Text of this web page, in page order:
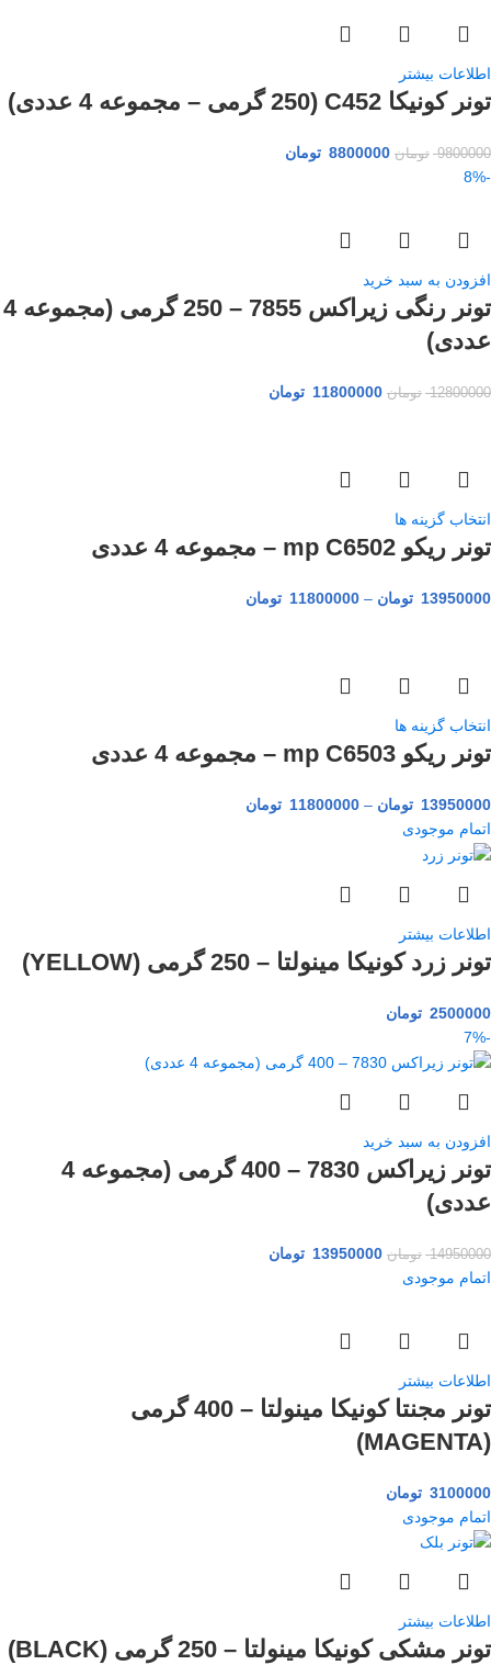
اطلاعات بیشتر
تونر کونیکا C452 (250 گرمی – مجموعه 4 عددی)
9800000 تومان 8800000 تومان
-8%
افزودن به سبد خرید
تونر رنگی زیراکس 7855 – 250 گرمی (مجموعه 4
عددی)
12800000 تومان 11800000 تومان
انتخاب گزینه ها
تونر ریکو mp C6502 – مجموعه 4 عددی
13950000 تومان –
11800000 تومان
انتخاب گزینه ها
تونر ریکو mp C6503 – مجموعه 4 عددی
13950000 تومان –
11800000 تومان
اتمام موجودی
اطلاعات بیشتر
تونر زرد کونیکا مینولتا – 250 گرمی (YELLOW)
2500000 تومان
-7%
افزودن به سبد خرید
تونر زیراکس 7830 – 400 گرمی (مجموعه 4
عددی)
14950000 تومان 13950000 تومان
اتمام موجودی
اطلاعات بیشتر
تونر مجنتا کونیکا مینولتا – 400 گرمی
(MAGENTA)
3100000 تومان
اتمام موجودی
اطلاعات بیشتر
تونر مشکی کونیکا مینولتا – 250 گرمی (BLACK)